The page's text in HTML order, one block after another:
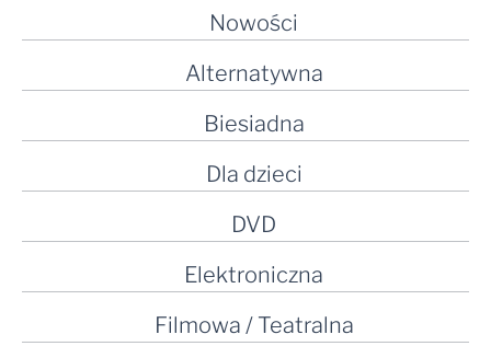
Nowości
Alternatywna
Biesiadna
Dla dzieci
DVD
Elektroniczna
Filmowa / Teatralna